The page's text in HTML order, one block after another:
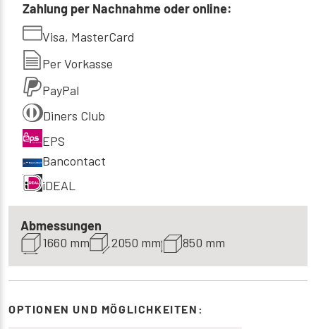
180x190 cm
Zahlung per Nachnahme oder online:
Visa, MasterCard
Per Vorkasse
PayPal
Diners Club
EPS
Bancontact
iDEAL
Abmessungen
1660 mm
2050 mm 850 mm
OPTIONEN UND MÖGLICHKEITEN: